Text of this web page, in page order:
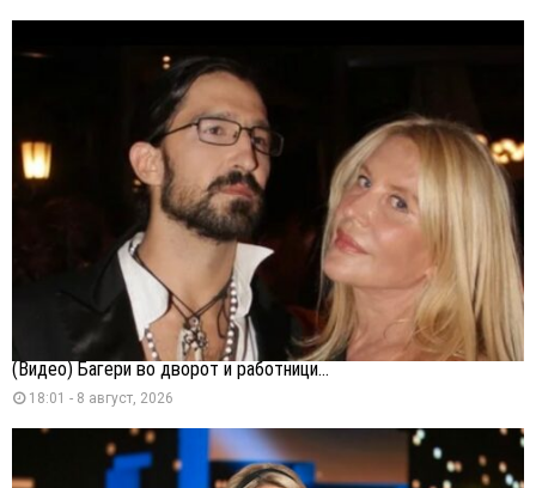
(Видео) Багери во дворот и работници...
18:01 - 8 август, 2026